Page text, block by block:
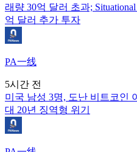
래량 30억 달러 초과; Situational
억 달러 추가 투자
PA一线
5시간 전
미국 남성 3명, 도난 비트코인
대 20년 징역형 위기